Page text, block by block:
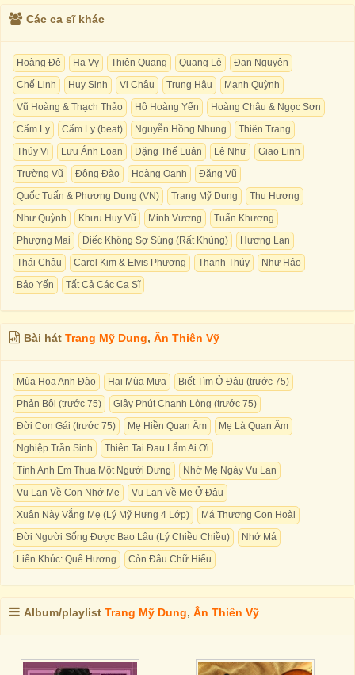
Các ca sĩ khác
Hoàng Đệ Hạ Vy Thiên Quang Quang Lê
Đan Nguyên
Chế Linh
Huy Sinh Vi Châu Trung Hậu
Mạnh Quỳnh
Vũ Hoàng & Thạch Thảo
Hồ Hoàng Yến
Hoàng Châu & Ngọc Sơn
Cẩm Ly
Cẩm Ly (beat) Nguyễn Hồng Nhung
Thiên Trang
Thúy Vi
Lưu Ánh Loan Đặng Thế Luân Lê Như
Giao Linh
Trường Vũ
Đông Đào Hoàng Oanh
Đăng Vũ
Quốc Tuấn & Phương Dung (VN)
Trang Mỹ Dung
Thu Hương
Như Quỳnh
Khưu Huy Vũ Minh Vương
Tuấn Khương
Phượng Mai
Điếc Không Sợ Súng (Rất Khủng)
Hương Lan
Thái Châu
Carol Kim & Elvis Phương Thanh Thúy
Như Hảo
Bảo Yến
Tất Cả Các Ca Sĩ
Bài hát Trang Mỹ Dung, Ân Thiên Vỹ
Mùa Hoa Anh Đào Hai Mùa Mưa
Biết Tìm Ở Đâu (trước 75)
Phản Bội (trước 75)
Giây Phút Chạnh Lòng (trước 75)
Đời Con Gái (trước 75)
Mẹ Hiền Quan Âm
Mẹ Là Quan Âm
Nghiệp Trần Sinh
Thiên Tai Đau Lắm Ai Ơi
Tình Anh Em Thua Một Người Dưng
Nhớ Mẹ Ngày Vu Lan
Vu Lan Về Con Nhớ Mẹ
Vu Lan Về Mẹ Ở Đâu
Xuân Này Vắng Mẹ (Lý Mỹ Hưng 4 Lớp)
Má Thương Con Hoài
Đời Người Sống Được Bao Lâu (Lý Chiều Chiều)
Nhớ Má
Liên Khúc: Quê Hương
Còn Đâu Chữ Hiếu
Album/playlist Trang Mỹ Dung, Ân Thiên Vỹ